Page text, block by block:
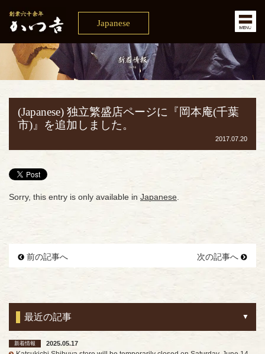
Japanese
(Japanese) 独立繁盛店ページに『岡本庵(千葉
市)』を追加しました。
2017.07.20
Sorry, this entry is only available in Japanese.
前の記事へ 次の記事へ
最近の記事
新着情報
2025.05.17